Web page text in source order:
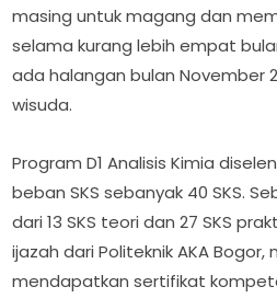
masing untuk magang dan
selama kurang lebih empat
ada halangan bulan November
wisuda.
Program D1 Analisis Kimia
beban SKS sebanyak 40 SKS.
dari 13 SKS teori dan 27 SKS
ijazah dari Politeknik AKA
mendapatkan sertifikat